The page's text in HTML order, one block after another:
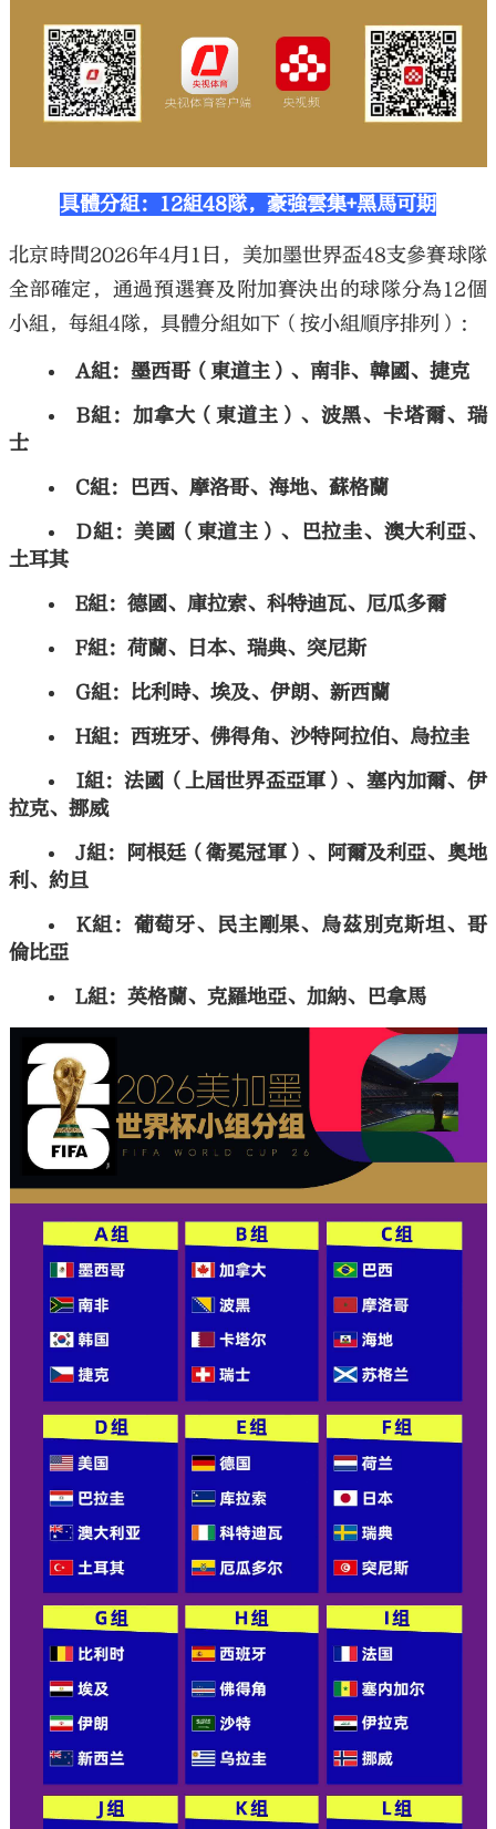
具體分組：12組48隊，豪強雲集+黑馬可期
北京時間2026年4月1日，美加墨世界盃48支參賽球隊
全部確定，通過預選賽及附加賽決出的球隊分為12個
小組，每組4隊，具體分組如下（按小組順序排列）：
A組：墨西哥（東道主）、南非、韓國、捷克
B組：加拿大（東道主）、波黑、卡塔爾、瑞
士
C組：巴西、摩洛哥、海地、蘇格蘭
D組：美國（東道主）、巴拉圭、澳大利亞、
土耳其
E組：德國、庫拉索、科特迪瓦、厄瓜多爾
F組：荷蘭、日本、瑞典、突尼斯
G組：比利時、埃及、伊朗、新西蘭
H組：西班牙、佛得角、沙特阿拉伯、烏拉圭
I組：法國（上屆世界盃亞軍）、塞內加爾、伊
拉克、挪威
J組：阿根廷（衛冕冠軍）、阿爾及利亞、奧地
利、約旦
K組：葡萄牙、民主剛果、烏茲別克斯坦、哥
倫比亞
L組：英格蘭、克羅地亞、加納、巴拿馬